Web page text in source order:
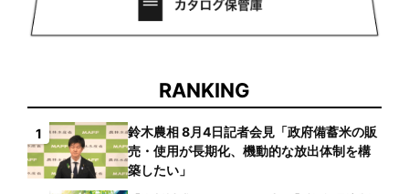
RANKING
1
鈴木農相 8月4日記者会見「政府備蓄米の販
売・使用が長期化、機動的な放出体制を構
築したい」